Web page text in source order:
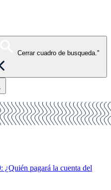
Cerrar cuadro de busqueda."
pagará la cuenta del